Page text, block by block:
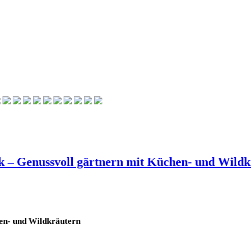
– Genussvoll gärtnern mit Küchen- und
und Wildkräutern